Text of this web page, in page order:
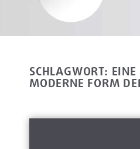
SCHLAGWORT:
MODERNE FORM